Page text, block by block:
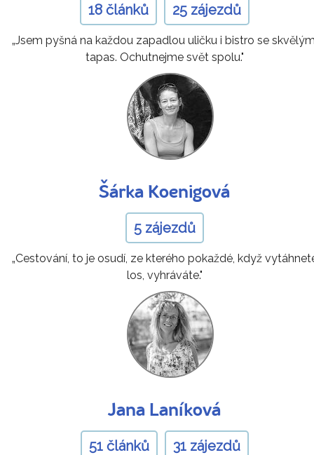
18 článků 25 zájezdů
„Jsem pyšná na každou zapadlou uličku i bistro se
tapas. Ochutnejme svět spolu."
Šárka Koenigová
5 zájezdů
„Cestování, to je osudí, ze kterého pokaždé, když
los, vyhráváte."
Jana Laníková
51 článků 31 zájezdů